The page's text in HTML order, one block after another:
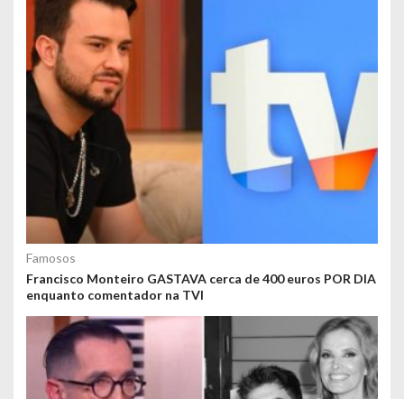
Famosos
Francisco Monteiro GASTAVA cerca de 400 euros POR DIA
enquanto comentador na TVI